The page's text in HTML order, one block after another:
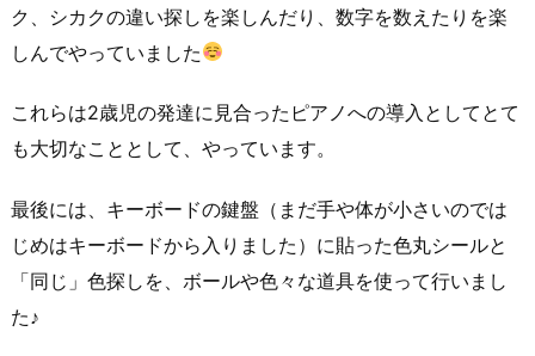
ク、シカクの違い探しを楽しんだり、数字を数えたりを楽
しんでやっていました
これらは2歳児の発達に見合ったピアノへの導入としてとて
も大切なこととして、やっています。
最後には、キーボードの鍵盤（まだ手や体が小さいのでは
じめはキーボードから入りました）に貼った色丸シールと
「同じ」色探しを、ボールや色々な道具を使って行いまし
た♪